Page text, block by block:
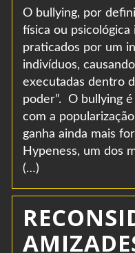
O bullying, por
física ou
praticados por um
indivíduos,
executadas dentro
poder”. O bullying
com a
ganha ainda mais
Hypeness, um dos
(…)